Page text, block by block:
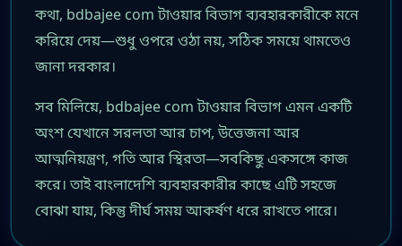
কথা, bdbajee com টাওয়ার বিভাগ ব্যবহারকারীকে মনে
করিয়ে দেয়—শুধু ওপরে ওঠা নয়, সঠিক সময়ে থামতেও
জানা দরকার।
সব মিলিয়ে, bdbajee com টাওয়ার বিভাগ এমন একটি
অংশ যেখানে সরলতা আর চাপ, উত্তেজনা আর
আত্মনিয়ন্ত্রণ, গতি আর স্থিরতা—সবকিছু একসঙ্গে কাজ
করে। তাই বাংলাদেশি ব্যবহারকারীর কাছে এটি সহজে
বোঝা যায়, কিন্তু দীর্ঘ সময় আকর্ষণ ধরে রাখতে পারে।